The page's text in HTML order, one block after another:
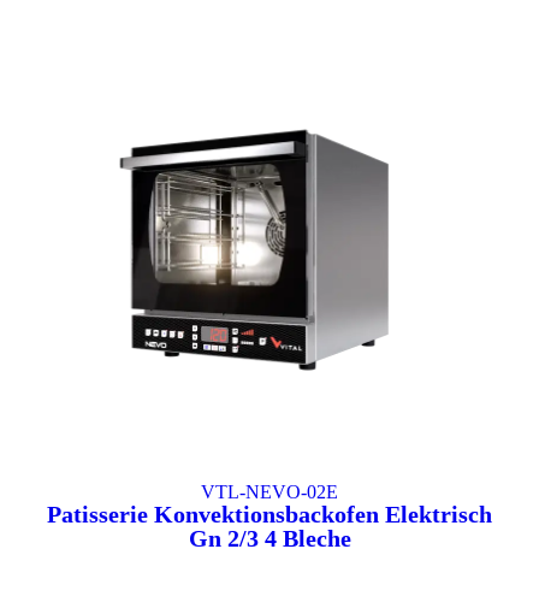
VTL-NEVO-02E
Patisserie Konvektionsbackofen Elektrisch
Gn 2/3 4 Bleche